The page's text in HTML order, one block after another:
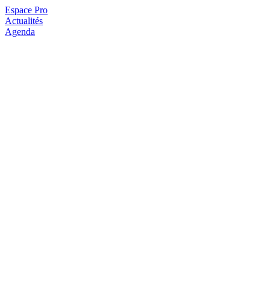
Espace Pro
Actualités
Agenda